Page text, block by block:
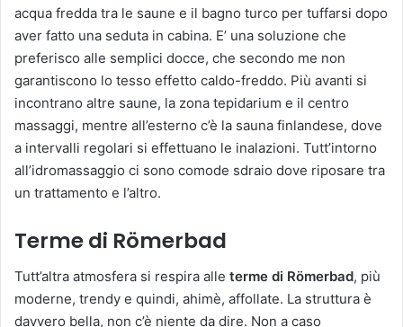
acqua fredda tra le saune e il bagno turco per tuffarsi dopo
aver fatto una seduta in cabina. E’ una soluzione che
preferisco alle semplici docce, che secondo me non
garantiscono lo tesso effetto caldo-freddo. Più avanti si
incontrano altre saune, la zona tepidarium e il centro
massaggi, mentre all’esterno c’è la sauna finlandese, dove
a intervalli regolari si effettuano le inalazioni. Tutt’intorno
all’idromassaggio ci sono comode sdraio dove riposare tra
un trattamento e l’altro.
Terme di Römerbad
Tutt’altra atmosfera si respira alle terme di Römerbad, più
moderne, trendy e quindi, ahimè, affollate. La struttura è
davvero bella, non c’è niente da dire. Non a caso